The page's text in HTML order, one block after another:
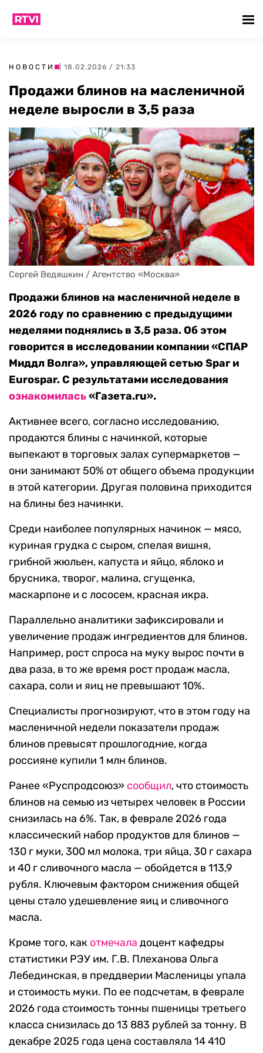
НОВОСТИ | 18.02.2026 / 21:33
Продажи блинов на масленичной
неделе выросли в 3,5 раза
Сергей Ведяшкин / Агентство «Москва»
Продажи блинов на масленичной неделе в
2026 году по сравнению с предыдущими
неделями поднялись в 3,5 раза. Об этом
говорится в исследовании компании «СПАР
Миддл Волга», управляющей сетью Spar и
Eurospar. С результатами исследования
ознакомилась«Газета.ru».
Активнее всего, согласно исследованию,
продаются блины с начинкой, которые
выпекают в торговых залах супермаркетов —
они занимают 50% от общего объема продукции
в этой категории. Другая половина приходится
на блины без начинки.
Среди наиболее популярных начинок — мясо,
куриная грудка с сыром, спелая вишня,
грибной жюльен, капуста и яйцо, яблоко и
брусника, творог, малина, сгущенка,
маскарпоне и с лососем, красная икра.
Параллельно аналитики зафиксировали и
увеличение продаж ингредиентов для блинов.
Например, рост спроса на муку вырос почти в
два раза, в то же время рост продаж масла,
сахара, соли и яиц не превышают 10%.
Специалисты прогнозируют, что в этом году на
масленичной недели показатели продаж
блинов превысят прошлогодние, когда
россияне купили 1 млн блинов.
Ранее «Руспродсоюз» сообщил, что стоимость
блинов на семью из четырех человек в России
снизилась на 6%. Так, в феврале 2026 года
классический набор продуктов для блинов —
130 г муки, 300 мл молока, три яйца, 30 г сахара
и 40 г сливочного масла — обойдется в 113,9
рубля. Ключевым фактором снижения общей
цены стало удешевление яиц и сливочного
масла.
Кроме того, как отмечала доцент кафедры
статистики РЭУ им. Г.В. Плеханова Ольга
Лебединская, в преддверии Масленицы упала
и стоимость муки. По ее подсчетам, в феврале
2026 года стоимость тонны пшеницы третьего
класса снизилась до 13 883 рублей за тонну. В
декабре 2025 года цена составляла 14 410